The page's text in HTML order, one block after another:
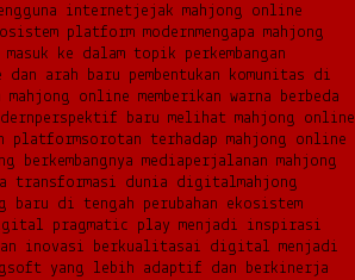
internetjejak mahjong online
platform modernmengapa mahjong
ke dalam topik perkembangan
dan arah baru pembentukan komunitas di
mahjong online memberikan warna berbeda
perspektif baru melihat mahjong online
platformsorotan terhadap mahjong online
mediaperjalanan mahjong
transformasi dunia digitalmahjong
baru di tengah perubahan ekosistem
pragmatic play menjadi inspirasi
inovasi berkualitasai digital menjadi
yang lebih adaptif dan berkinerja